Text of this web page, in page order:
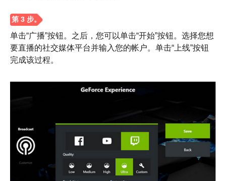
第 3 步。
步骤1。
单击“广播”按钮。之后，您可以单击“开始”按钮。选择您想
要直播的社交媒体平台并输入您的帐户。单击“上线”按钮
完成该过程。